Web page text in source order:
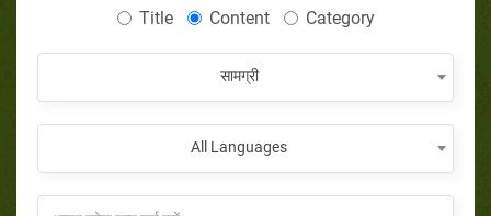
Title Content Category
सामग्री
All Languages